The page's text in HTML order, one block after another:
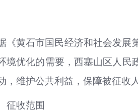
《黄石市国民经济和社会发展
境优化的需要，西塞山区人民
，维护公共利益，保障被征收
征收范围